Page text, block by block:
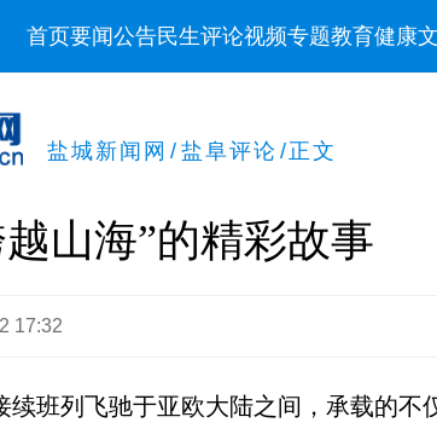
首页要闻公告民生评论视频专题教育健康
盐城新闻网 / 盐阜评论 /正文
山海”的精彩故事
17:32
续班列飞驰于亚欧大陆之间，承载的